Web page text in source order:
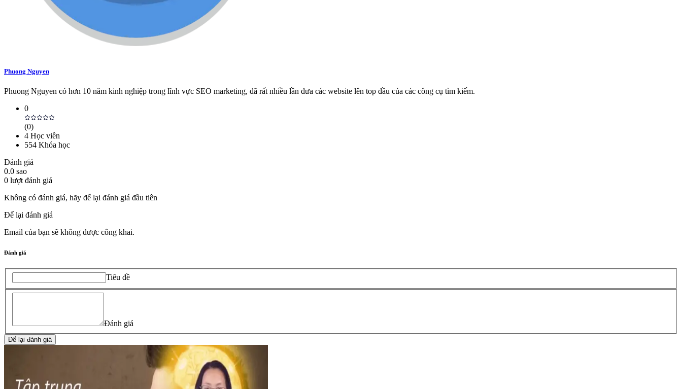
Phuong Nguyen
Phuong Nguyen có hơn 10 năm kinh nghiệp trong lĩnh vực SEO marketing, đã rất nhiều lần đưa các website lên top đầu của các công cụ tìm kiếm.
0
(0)
4 Học viên
554 Khóa học
Đánh giá
0.0 sao
0 lượt đánh giá
Không có đánh giá, hãy để lại đánh giá đầu tiên
Để lại đánh giá
Email của bạn sẽ không được công khai.
Đánh giá
Tiêu đề
Đánh giá
Để lại đánh giá